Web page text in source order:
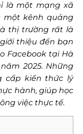
là một mạng xã
một kênh quảng
thị trường rất là
thiệu đến bạn
Facebook tại Hà
2025. Những
cấp kiến thức lý
hành, giúp học
việc thực tế.